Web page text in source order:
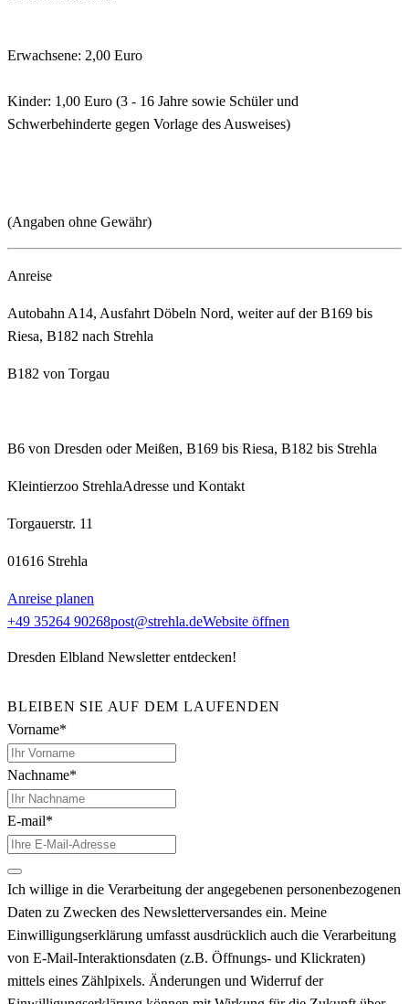
Erwachsene: 2,00 Euro
Kinder: 1,00 Euro (3 - 16 Jahre sowie Schüler und
Schwerbehinderte gegen Vorlage des Ausweises)
(Angaben ohne Gewähr)
Anreise
Autobahn A14, Ausfahrt Döbeln Nord, weiter auf der B169 bis
Riesa, B182 nach Strehla
B182 von Torgau
B6 von Dresden oder Meißen, B169 bis Riesa, B182 bis Strehla
Kleintierzoo StrehlaAdresse und Kontakt
Torgauerstr. 11
01616 Strehla
Anreise planen
+49 35264 90268post@strehla.deWebsite öffnen
Dresden Elbland Newsletter entdecken!
BLEIBEN SIE AUF DEM LAUFENDEN
Vorname*
Nachname*
E-mail*
Ich willige in die Verarbeitung der angegebenen personenbezogenen
Daten zu Zwecken des Newsletterversandes ein. Meine
Einwilligungserklärung umfasst ausdrücklich auch die Verarbeitung
von E-Mail-Interaktionsdaten (z.B. Öffnungs- und Klickraten)
mittels eines Zählpixels. Änderungen und Widerruf der